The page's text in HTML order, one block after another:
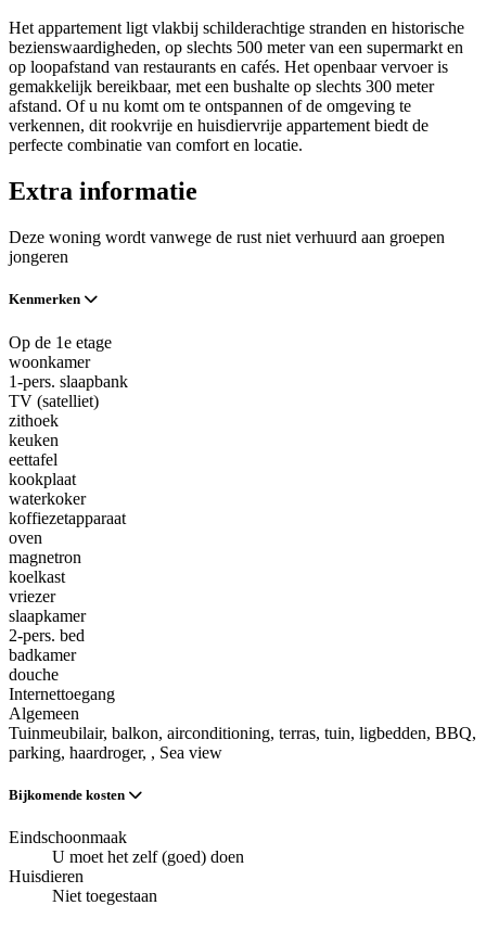
Het appartement ligt vlakbij schilderachtige stranden en historische
bezienswaardigheden, op slechts 500 meter van een supermarkt en
op loopafstand van restaurants en cafés. Het openbaar vervoer is
gemakkelijk bereikbaar, met een bushalte op slechts 300 meter
afstand. Of u nu komt om te ontspannen of de omgeving te
verkennen, dit rookvrije en huisdiervrije appartement biedt de
perfecte combinatie van comfort en locatie.
Extra informatie
Deze woning wordt vanwege de rust niet verhuurd aan groepen
jongeren
Kenmerken
Op de 1e etage
woonkamer
1-pers. slaapbank
TV (satelliet)
zithoek
keuken
eettafel
kookplaat
waterkoker
koffiezetapparaat
oven
magnetron
koelkast
vriezer
slaapkamer
2-pers. bed
badkamer
douche
Internettoegang
Algemeen
Tuinmeubilair, balkon, airconditioning, terras, tuin, ligbedden, BBQ,
parking, haardroger, , Sea view
Bijkomende kosten
Eindschoonmaak
U moet het zelf (goed) doen
Huisdieren
Niet toegestaan